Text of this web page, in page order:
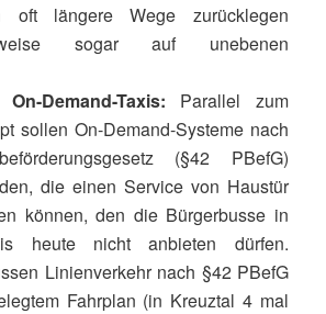
oft längere Wege zurücklegen
sogar auf unebenen
Demand-Taxis: Parallel zum
sollen On-Demand-Systeme nach
(§42 PBefG)
die einen Service von Haustür
können, den die Bürgerbusse in
heute nicht anbieten dürfen.
Linienverkehr nach §42 PBefG
Fahrplan (in Kreuztal 4 mal